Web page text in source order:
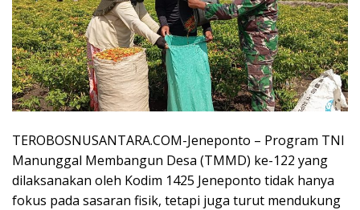
TEROBOSNUSANTARA.COM-Jeneponto – Program TNI
Manunggal Membangun Desa (TMMD) ke-122 yang
dilaksanakan oleh Kodim 1425 Jeneponto tidak hanya
fokus pada sasaran fisik, tetapi juga turut mendukung